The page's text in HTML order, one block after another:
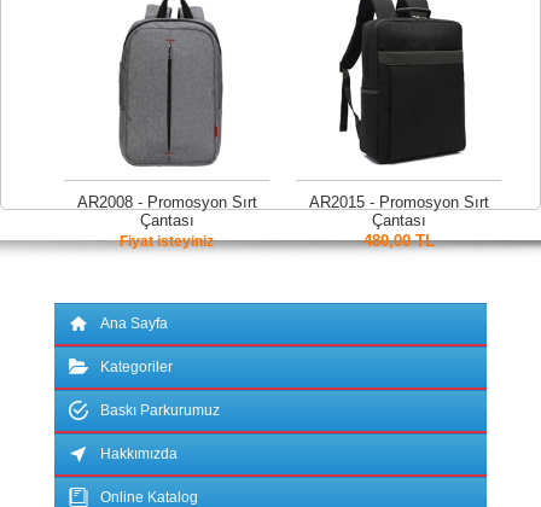
630,00 TL
Fiyat isteyiniz
AR2008 - Promosyon Sırt
Çantası
Fiyat isteyiniz
AR2015 - Promosyon Sırt
Çantası
480,00 TL
Ana Sayfa
Kategoriler
Baskı Parkurumuz
Hakkımızda
Online Katalog